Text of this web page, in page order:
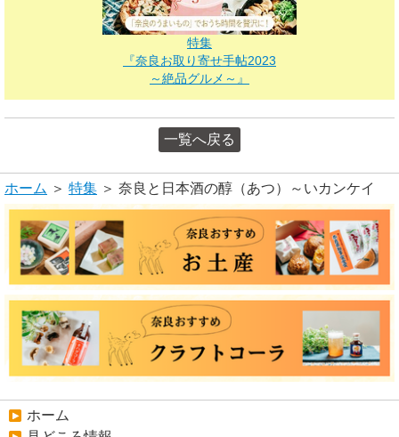
特集
『奈良お取り寄せ手帖2023
～絶品グルメ～』
一覧へ戻る
ホーム ＞ 特集 ＞ 奈良と日本酒の醇（あつ）～いカンケイ
ホーム